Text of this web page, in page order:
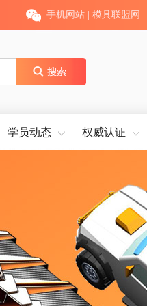
手机网站 模具联盟网
学员动态 权威认证